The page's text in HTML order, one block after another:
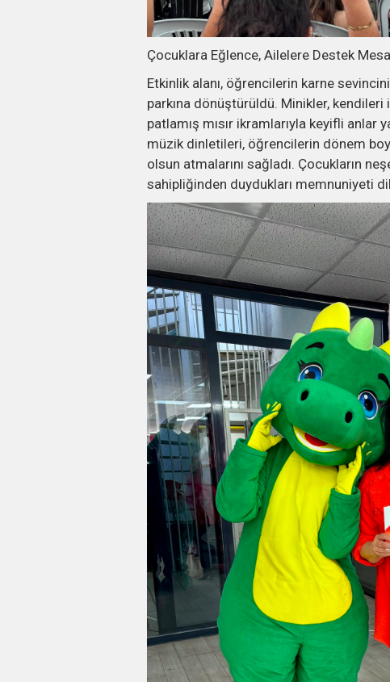
Çocuklara Eğlence, Ailelere Destek
Etkinlik alanı, öğrencilerin karne
parkına dönüştürüldü. Minikler,
patlamış mısır ikramlarıyla keyifli
müzik dinletileri, öğrencilerin dönem
olsun atmalarını sağladı. Çocukların
sahipliğinden duydukları memnuniyeti